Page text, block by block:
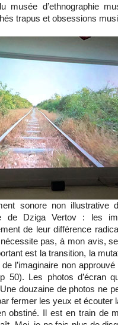
musée d’ethnographie
trapus et obsessions
sonore non illustrative
de Dziga Vertov : les
de leur différence
pas, à mon avis,
est la transition, la
de l’imaginaire non
50). Les photos d’écran
douzaine de photos ne
fermer les yeux et écouter
obstiné. Il est en train de